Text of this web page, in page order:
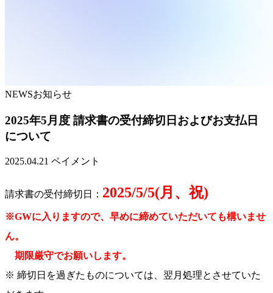
NEWSお知らせ
2025年5月度 請求書の受付締切日およびお支払日
について
2025.04.21 ペイメント
請求書の受付締切日： 2025/5/5(月、祝)
※GWに入りますので、早めに締めていただいても構いませ
ん。
期限厳守でお願いします。
※ 締切日を過ぎたものについては、翌月処理とさせていた